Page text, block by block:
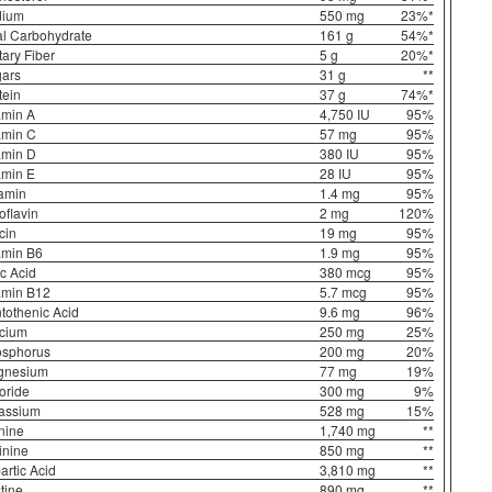
RON 171.72
5/5
STAK
Universal Animal
RON 307.8
RON 268.8
550 mg
23%*
Carbohydrate
161 g
54%*
Fiber
5 g
20%*
31 g
**
37 g
74%*
A
4,750 IU
95%
C
57 mg
95%
D
380 IU
95%
E
28 IU
95%
1.4 mg
95%
2 mg
120%
19 mg
95%
B6
1.9 mg
95%
Acid
380 mcg
95%
B12
5.7 mcg
95%
Acid
9.6 mg
96%
250 mg
25%
200 mg
20%
77 mg
19%
300 mg
9%
528 mg
15%
1,740 mg
**
850 mg
**
Acid
3,810 mg
**